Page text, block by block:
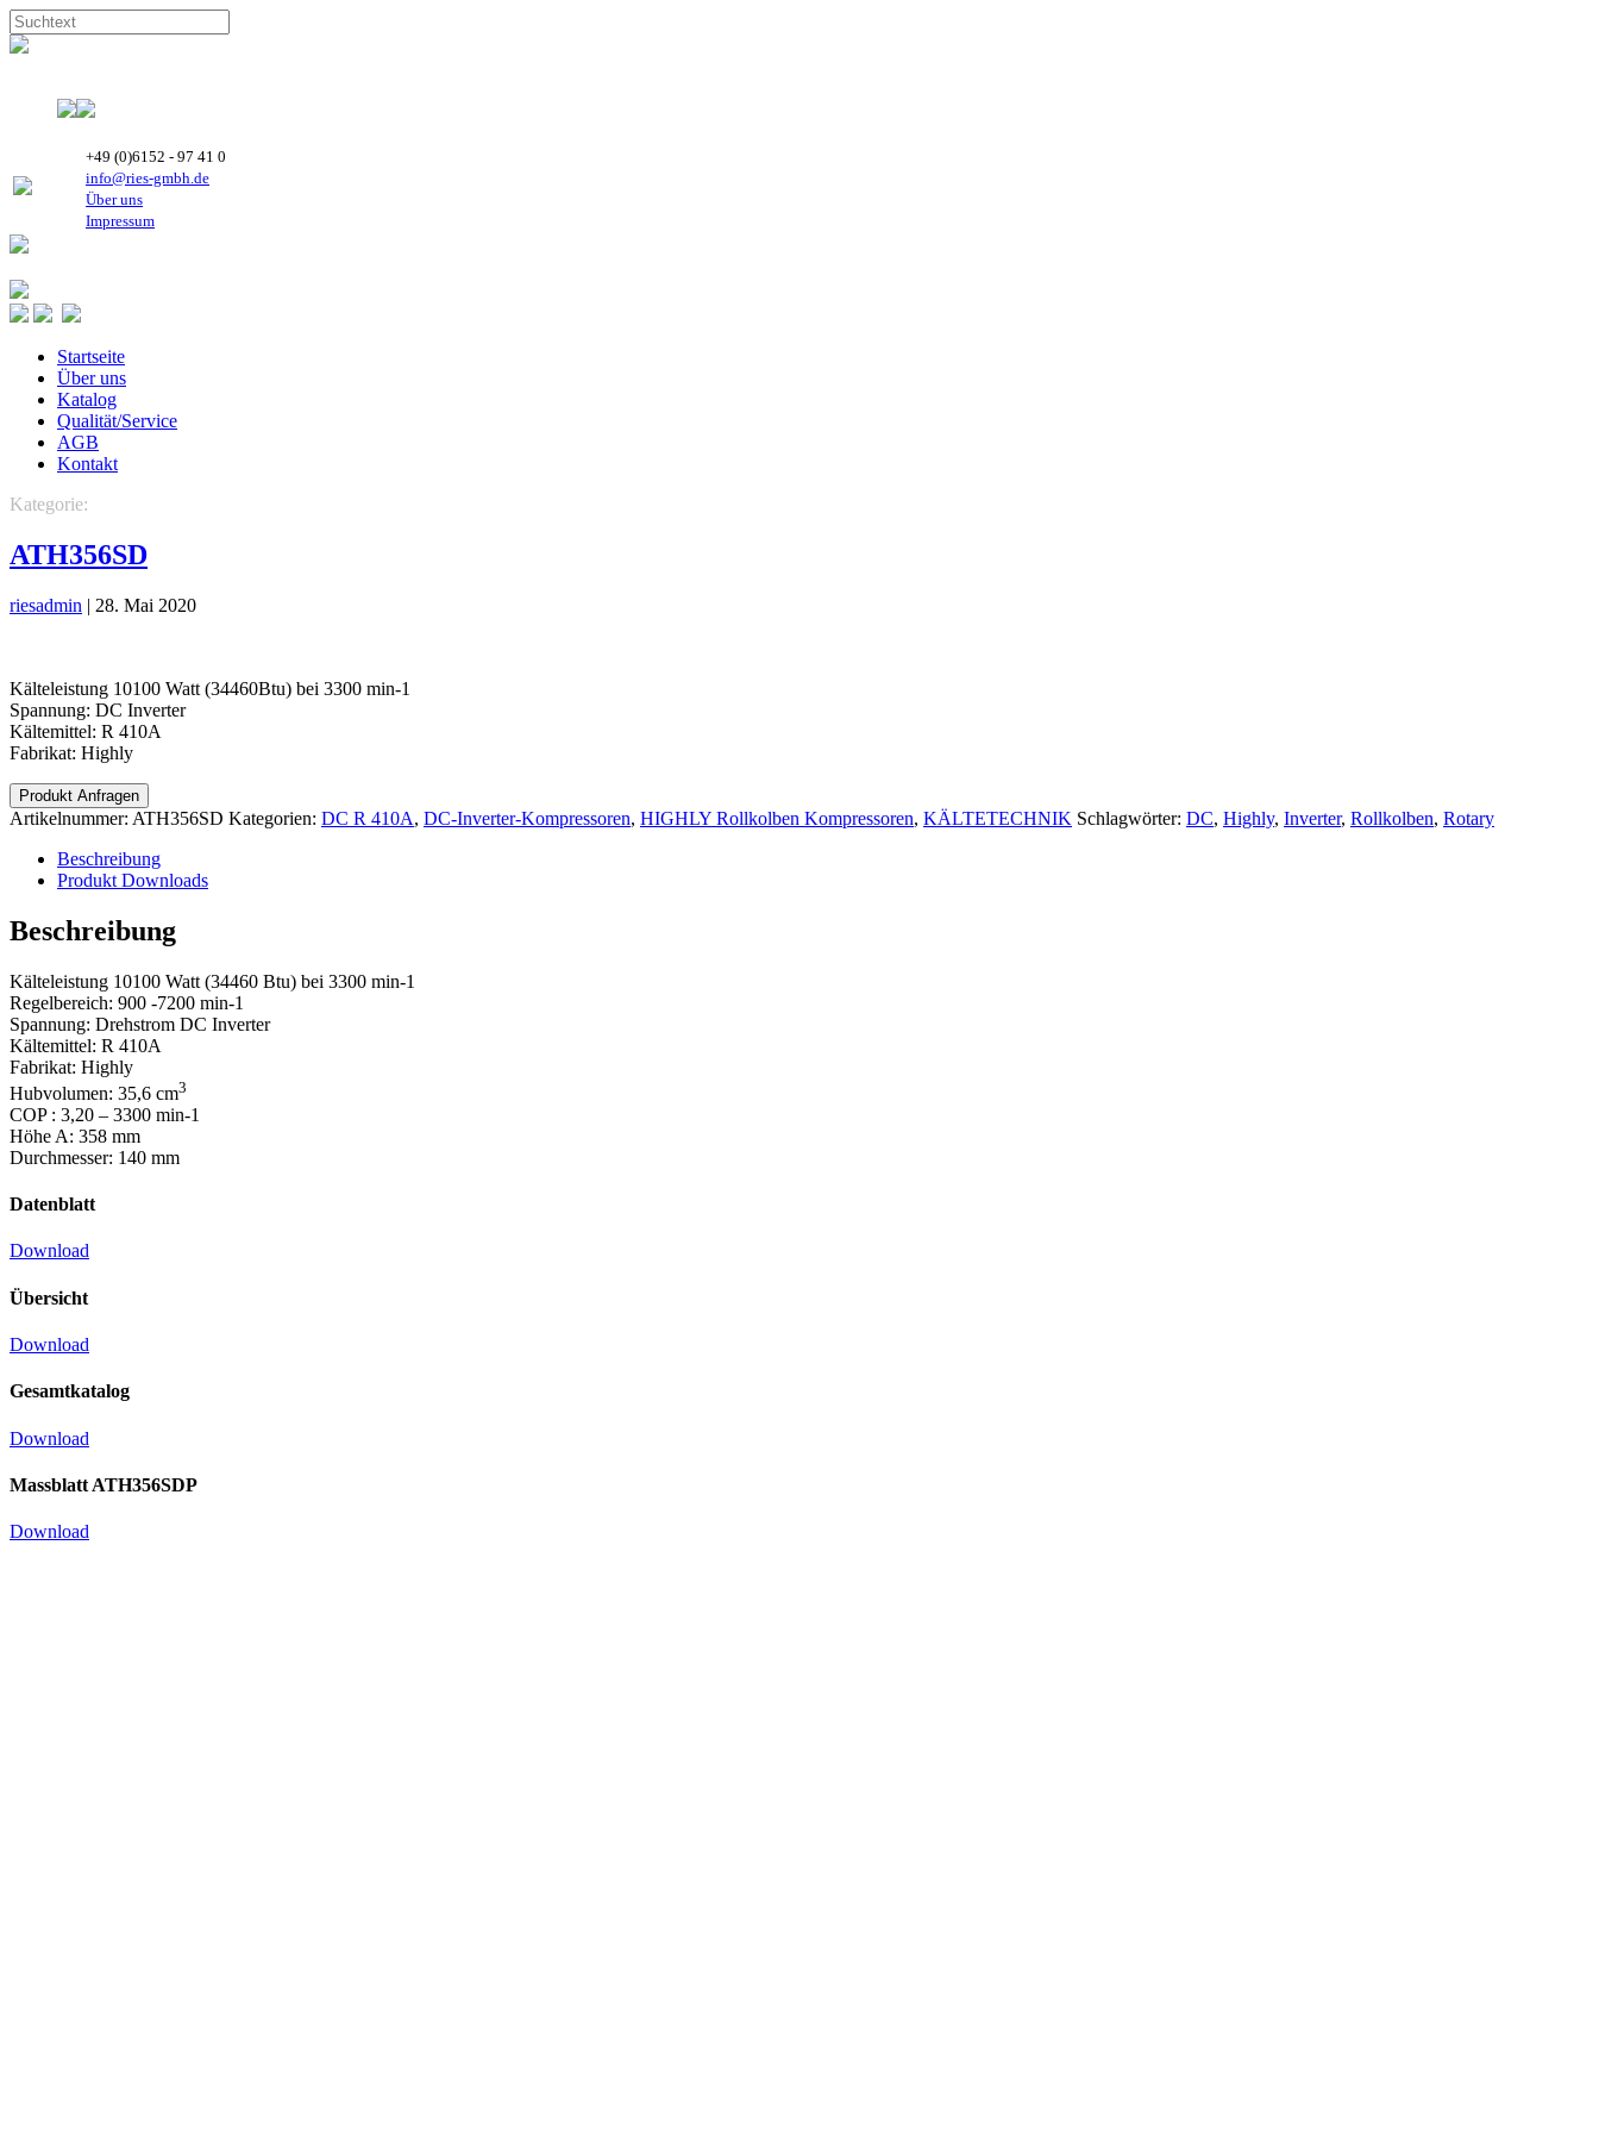
+49 (0)6152 - 97 41 0
info@ries-gmbh.de
Über uns
Impressum
Startseite
Über uns
Katalog
Qualität/Service
AGB
Kontakt
Kategorie:
ATH356SD
riesadmin | 28. Mai 2020
Kälteleistung 10100 Watt (34460Btu) bei 3300 min-1
Spannung: DC Inverter
Kältemittel: R 410A
Fabrikat: Highly
Produkt Anfragen
Artikelnummer: ATH356SD Kategorien: DC R 410A, DC-Inverter-Kompressoren, HIGHLY Rollkolben Kompressoren, KÄLTETECHNIK Schlagwörter: DC, Highly, Inverter, Rollkolben, Rotary
Beschreibung
Produkt Downloads
Beschreibung
Kälteleistung 10100 Watt (34460 Btu) bei 3300 min-1
Regelbereich: 900 -7200 min-1
Spannung: Drehstrom DC Inverter
Kältemittel: R 410A
Fabrikat: Highly
Hubvolumen: 35,6 cm3
COP : 3,20 – 3300 min-1
Höhe A: 358 mm
Durchmesser: 140 mm
Datenblatt
Download
Übersicht
Download
Gesamtkatalog
Download
Massblatt ATH356SDP
Download